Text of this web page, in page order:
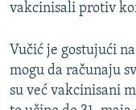
SVE KARTE DEJTONA
NASTANAK I RASPAD
vakcinisali protiv
Vučić je gostujući
mogu da računaju
su već vakcinisani